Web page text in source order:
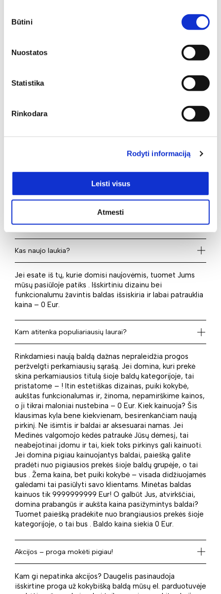
pasirinkimas
Būtini
Nuostatos
Statistika
Rinkodara
Rodyti informaciją
Leisti visus
Atmesti
kuris suteikia erdvei jaukumo, estetikos ir patogumo. Jie
gali tapti pagrindiniu akcentu, subalansuoti kambario
atsisėsti, dirbti, komfortiškai miegoti, jaukiai įsitaisius
dalykų. Džiaugiamės galėdami pasiūlyti labai platų baldų
asortimentą. Vieni paklausiausių mūsų el. parduotuvėje
yra Medinės valgomojo kėdės. 1 – tiek baldų Jūsų
dėmesio laukia šioje prekių kategorijoje. Nesivaržykite,
įvertinkite savo poreikius ir įsigykite šį tą šaunaus savo
namams, darbo ar kitai erdvei.
Kas naujo laukia?
Jei esate iš tų, kurie domisi naujovėmis, tuomet Jums
mūsų pasiūloje patiks . Išskirtiniu dizainu bei
funkcionalumu žavintis baldas išsiskiria ir labai patrauklia
kaina – 0 Eur.
Kam atitenka populiariausių laurai?
Rinkdamiesi naują baldą dažnas nepraleidžia progos
peržvelgti perkamiausių sąrašą. Jei domina, kuri prekė
skina perkamiausios titulą šioje baldų kategorijoje, tai
pristatome – ! Itin estetiškas dizainas, puiki kokybė,
aukštas funkcionalumas ir, žinoma, nepamirškime kainos,
o ji tikrai maloniai nustebina – 0 Eur. Kiek kainuoja? Šis
klausimas kyla bene kiekvienam, besirenkančiam naują
pirkinį. Ne išimtis ir baldai ar aksesuarai namas. Jei
Medinės valgomojo kėdės patraukė Jūsų dėmesį, tai
neabejotinai įdomu ir tai, kiek toks pirkinys gali kainuoti.
Jei domina pigiau kainuojantys baldai, paiešką galite
pradėti nuo pigiausios prekės šioje baldų grupėje, o tai
bus . Žema kaina, bet puiki kokybė – visada didžiuojamės
galėdami tai pasiūlyti savo klientams. Minėtas baldas
kainuos tik 9999999999 Eur! O galbūt Jus, atvirkščiai,
domina prabangūs ir aukšta kaina pasižymintys baldai?
Tuomet paiešką pradėkite nuo brangiausios prekės šioje
kategorijoje, o tai bus . Baldo kaina siekia 0 Eur.
Akcijos – proga mokėti pigiau!
Kam gi nepatinka akcijos? Daugelis pasinaudoja
išskirtine proga už kokybišką baldą mūsų el. parduotuvėje